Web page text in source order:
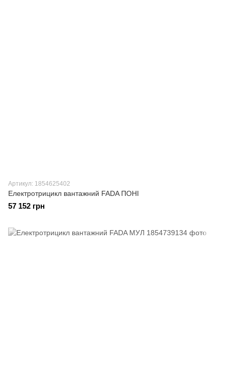
Артикул: 1854625402
Електротрицикл вантажний FADA ПОНІ
57 152 грн